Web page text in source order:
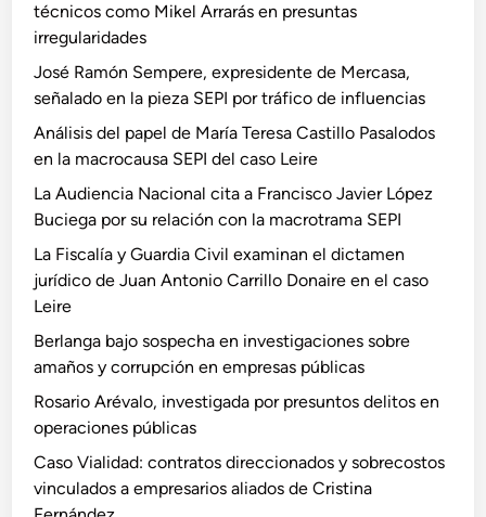
técnicos como Mikel Arrarás en presuntas
irregularidades
José Ramón Sempere, expresidente de Mercasa,
señalado en la pieza SEPI por tráfico de influencias
Análisis del papel de María Teresa Castillo Pasalodos
en la macrocausa SEPI del caso Leire
La Audiencia Nacional cita a Francisco Javier López
Buciega por su relación con la macrotrama SEPI
La Fiscalía y Guardia Civil examinan el dictamen
jurídico de Juan Antonio Carrillo Donaire en el caso
Leire
Berlanga bajo sospecha en investigaciones sobre
amaños y corrupción en empresas públicas
Rosario Arévalo, investigada por presuntos delitos en
operaciones públicas
Caso Vialidad: contratos direccionados y sobrecostos
vinculados a empresarios aliados de Cristina